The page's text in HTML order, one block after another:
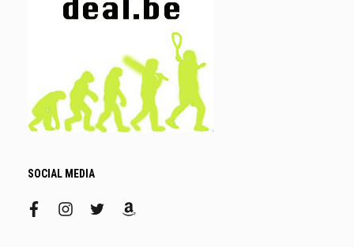
SOCIAL MEDIA
facebookinstagram
twitteramazon